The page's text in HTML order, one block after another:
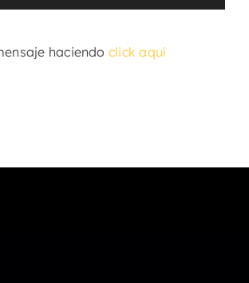
haciendo click aquí